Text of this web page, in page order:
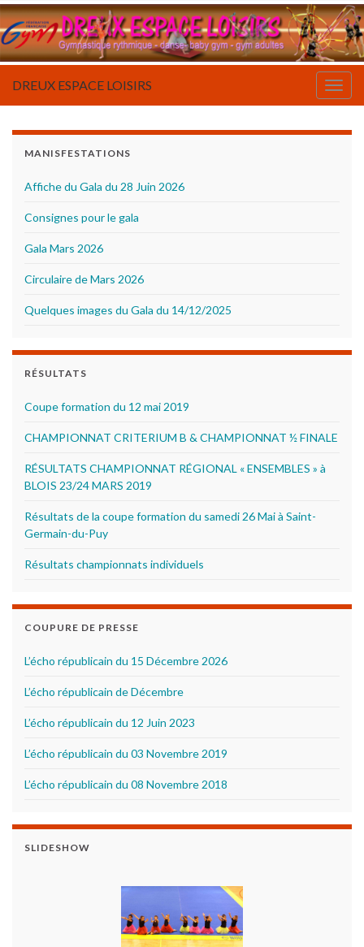
DREUX ESPACE LOISIRS
MANISFESTATIONS
Affiche du Gala du 28 Juin 2026
Consignes pour le gala
Gala Mars 2026
Circulaire de Mars 2026
Quelques images du Gala du 14/12/2025
RÉSULTATS
Coupe formation du 12 mai 2019
CHAMPIONNAT CRITERIUM B & CHAMPIONNAT ½ FINALE
RÉSULTATS CHAMPIONNAT RÉGIONAL « ENSEMBLES » à
BLOIS 23/24 MARS 2019
Résultats de la coupe formation du samedi 26 Mai à Saint-
Germain-du-Puy
Résultats championnats individuels
COUPURE DE PRESSE
L’écho républicain du 15 Décembre 2026
L’écho républicain de Décembre
L’écho républicain du 12 Juin 2023
L’écho républicain du 03 Novembre 2019
L’écho républicain du 08 Novembre 2018
SLIDESHOW